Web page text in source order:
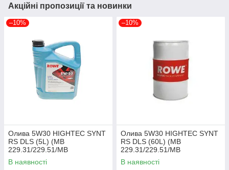
Акційні пропозиції та новинки
–10%
Олива 5W30 HIGHTEC SYNT
RS DLS (5L) (MB
229.31/229.51/MB
229.52/BMW LL-04) (ACEA
C2,C3/API 20118-0050-99
В наявності
–10%
Олива 5W30 HIGHTEC SYNT
RS DLS (60L) (MB
229.31/229.51/MB
229.52/BMW LL-04) ACEA
C2,C3/API 20118-0600-99
В наявності